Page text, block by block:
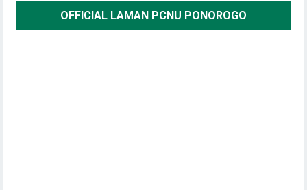
OFFICIAL LAMAN PCNU PONOROGO